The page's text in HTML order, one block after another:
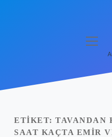
Yasal Uyarı
menüyü
ETIKET: TAVANDAN
SAAT KAÇTA EMIR